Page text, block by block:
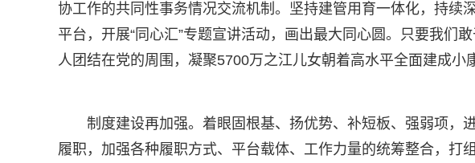
协工作的共同性事务情况交流机制。坚持建管用育一体化，持续
平台，开展“同心汇”专题宣讲活动，画出最大同心圆。只要我们
人团结在党的周围，凝聚5700万之江儿女朝着高水平全面建成小
制度建设再加强。着眼固根基、扬优势、补短板、强弱项，
履职，加强各种履职方式、平台载体、工作力量的统筹整合，打